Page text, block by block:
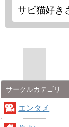
サークルカテゴリ
エンタメ